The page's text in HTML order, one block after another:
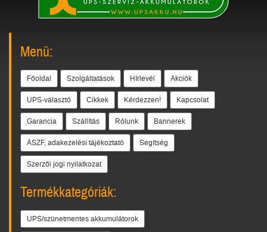
Menü:
Főoldal Szolgáltatások Hírlevél Akciók
UPS-választó Cikkek Kérdezzen! Kapcsolat
Garancia Szállítás Rólunk Bannerek
ÁSZF, adakezelési tájékoztató Segítség
Szerzői jogi nyilatkozat
Termékkategóriák:
UPS/szünetmentes akkumulátorok